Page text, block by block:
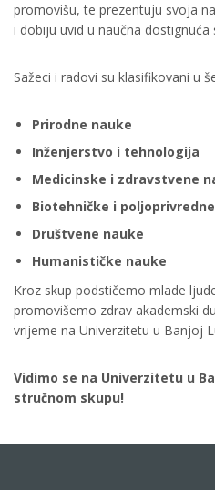
promovišu, te prezentuju svoja
i dobiju uvid u naučna
Sažeci i radovi su klasifikovani u
Prirodne nauke
Inženjerstvo i tehnologija
Medicinske i zdravstvene
Biotehničke i
Društvene nauke
Humanističke nauke
Кroz skup podstičemo mlade
promovišemo zdrav akademski
vrijeme na Univerzitetu u Banjoj
Vidimo se na Univerzitetu u
stručnom skupu!